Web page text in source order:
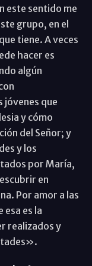
este sentido me
grupo, en el
tiene. A veces
hacer es
algún
jóvenes que
y cómo
del Señor; y
y los
por María,
en
Por amor a las
esa es la
realizados y